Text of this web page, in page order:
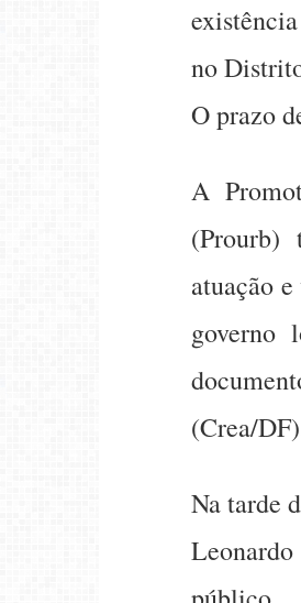
no
O prazo
A
(Prourb)
atuação
governo
(Crea/
Na tarde